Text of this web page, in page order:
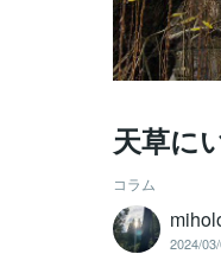
天草に
コラム
2024/